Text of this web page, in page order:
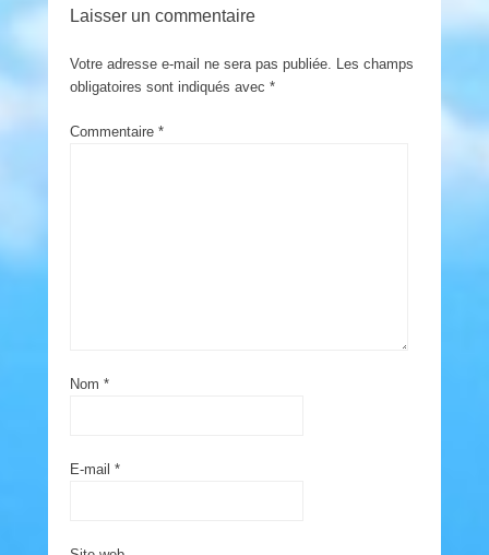
Laisser un commentaire
Votre adresse e-mail ne sera pas publiée. Les champs
obligatoires sont indiqués avec *
Commentaire *
Nom *
E-mail *